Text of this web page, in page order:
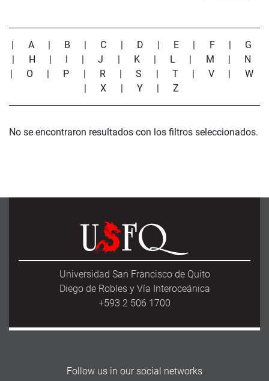
| A | B | C | D | E | F | G
| H | I |J | K | L | M | N
| O | P | R |S | T |V | W
|X | Y |Z
No se encontraron resultados con los filtros seleccionados.
Universidad San Francisco de Quito
Diego de Robles y Vía Interoceánica
+593 2 506 1700
Follow us in our social networks